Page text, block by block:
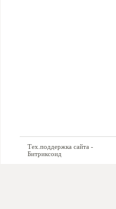
Тех.поддержка сайта -
Битриксоид